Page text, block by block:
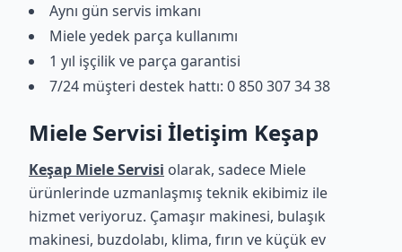
Aynı gün servis imkanı
Miele yedek parça kullanımı
1 yıl işçilik ve parça garantisi
7/24 müşteri destek hattı: 0 850 307 34 38
Miele Servisi İletişim Keşap
Keşap Miele Servisi olarak, sadece Miele
ürünlerinde uzmanlaşmış teknik ekibimiz ile
hizmet veriyoruz. Çamaşır makinesi, bulaşık
makinesi, buzdolabı, klima, fırın ve küçük ev